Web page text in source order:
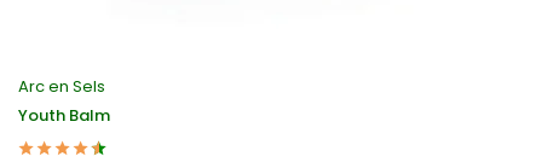
Arc en Sels
Youth Balm